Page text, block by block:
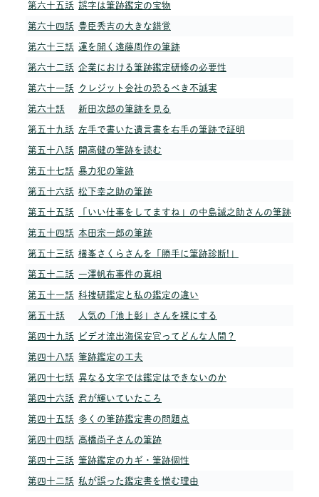
第六十五話 誤字は筆跡鑑定の宝物
第六十四話 豊臣秀吉の大きな錯覚
第六十三話 運を開く遠藤周作の筆跡
第六十二話 企業における筆跡鑑定研修の必要性
第六十一話 クレジット会社の恐るべき不誠実
第六十話 新田次郎の筆跡を見る
第五十九話 左手で書いた遺言書を右手の筆跡で証明
第五十八話 開高健の筆跡を読む
第五十七話 暴力犯の筆跡
第五十六話 松下幸之助の筆跡
第五十五話 「いい仕事をしてますね」の中島誠之助さんの筆跡
第五十四話 本田宗一郎の筆跡
第五十三話 横峯さくらさんを「勝手に筆跡診断!」
第五十二話 一澤帆布事件の真相
第五十一話 科捜研鑑定と私の鑑定の違い
第五十話 人気の「池上彰」さんを裸にする
第四十九話 ビデオ流出海保安官ってどんな人間？
第四十八話 筆跡鑑定の工夫
第四十七話 異なる文字では鑑定はできないのか
第四十六話 君が輝いていたころ
第四十五話 多くの筆跡鑑定書の問題点
第四十四話 高橋尚子さんの筆跡
第四十三話 筆跡鑑定のカギ・筆跡個性
第四十二話 私が誤った鑑定書を憎む理由